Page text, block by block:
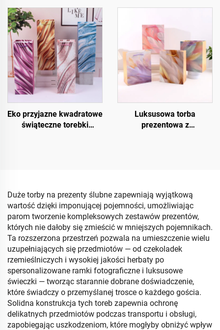
opakowania świąteczne
do sprzedaży detalicznej i
prezentów
pełni konfigurowalne
Eko przyjazne kwadratowe
świąteczne torebki
Luksusowa torba
prezentowa z
Duże torby na prezenty ślubne zapewniają wyjątkową
wartość dzięki imponującej pojemności, umożliwiając
parom tworzenie kompleksowych zestawów prezentów,
których nie dałoby się zmieścić w mniejszych pojemnikach.
Ta rozszerzona przestrzeń pozwala na umieszczenie wielu
uzupełniających się przedmiotów — od czekoladek
rzemieślniczych i wysokiej jakości herbaty po
spersonalizowane ramki fotograficzne i luksusowe
świeczki — tworząc starannie dobrane doświadczenie,
które świadczy o przemyślanej trosce o każdego gościa.
Solidna konstrukcja tych toreb zapewnia ochronę
delikatnych przedmiotów podczas transportu i obsługi,
zapobiegając uszkodzeniom, które mogłyby obniżyć wpływ